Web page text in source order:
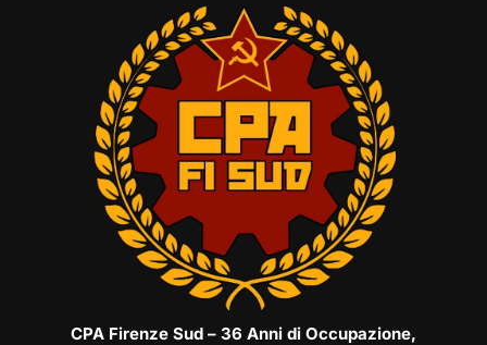
CPA Firenze Sud – 36 Anni di Occupazione,